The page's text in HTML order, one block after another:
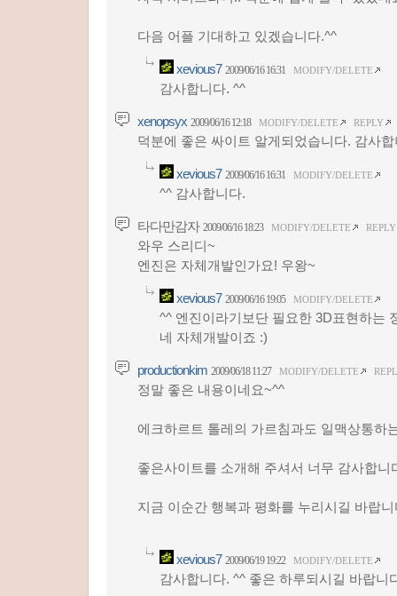
다음 어플 기대하고 있겠습니다.^^
xevious7 2009/06/16 16:31 MODIFY/DELETE
감사합니다. ^^
xenopsyx 2009/06/16 12:18 MODIFY/DELETE REPLY
덕분에 좋은 싸이트 알게되었습니다. 감사
xevious7 2009/06/16 16:31 MODIFY/DELETE
^^ 감사합니다.
타다만감자 2009/06/16 18:23 MODIFY/DELETE REPLY
와우 스리디~
엔진은 자체개발인가요! 우왕~
xevious7 2009/06/16 19:05 MODIFY/DELETE
^^ 엔진이라기보단 필요한 3D표현하는
네 자체개발이죠 :)
productionkim 2009/06/18 11:27 MODIFY/DELETE
정말 좋은 내용이네요~^^
에크하르트 톨레의 가르침과도 일맥상통하
좋은사이트를 소개해 주셔서 너무 감사합니
지금 이순간 행복과 평화를 누리시길 바랍
xevious7 2009/06/19 19:22 MODIFY/DELETE
감사합니다. ^^ 좋은 하루되시길 바랍니